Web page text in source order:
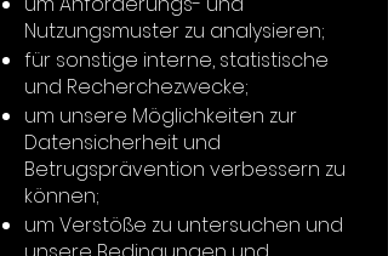
Nutzungsmuster zu analysieren;
für sonstige interne, statistische
und Recherchezwecke;
um unsere Möglichkeiten zur
Datensicherheit und
Betrugsprävention verbessern zu
können;
um Verstöße zu untersuchen und